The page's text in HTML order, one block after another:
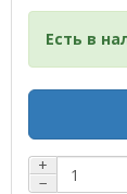
Есть в
+
−